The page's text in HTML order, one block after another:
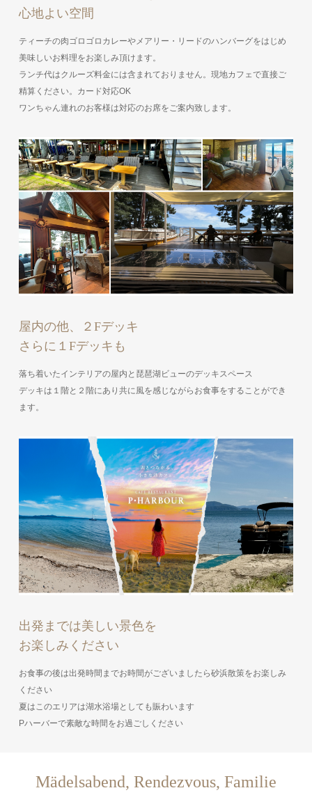
心地よい空間
ティーチの肉ゴロゴロカレーやメアリー・リードのハンバーグをはじめ
美味しいお料理をお楽しみ頂けます。
ランチ代はクルーズ料金には含まれておりません。現地カフェで直接ご
精算ください。カード対応OK
ワンちゃん連れのお客様は対応のお席をご案内致します。
屋内の他、２Fデッキ
さらに１Fデッキも
落ち着いたインテリアの屋内と琵琶湖ビューのデッキスペース
デッキは１階と２階にあり共に風を感じながらお食事をすることができ
ます。
出発までは美しい景色を
お楽しみください
お食事の後は出発時間までお時間がございましたら砂浜散策をお楽しみ
ください
夏はこのエリアは湖水浴場としても賑わいます
Pハーバーで素敵な時間をお過ごしください
Mädelsabend, Rendezvous, Familie